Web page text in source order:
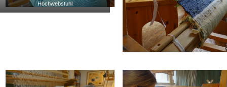
Hochwebstuhl